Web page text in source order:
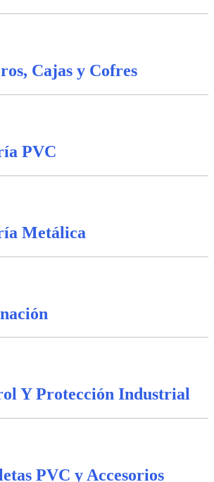
Cajas y Cofres
PVC
Metálica
Y Protección Industrial
PVC y Accesorios